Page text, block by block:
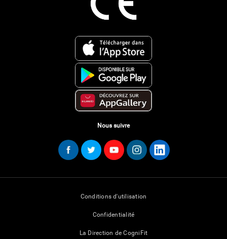
Nous suivre
Conditions d'utilisation
Confidentialité
La Direction de CogniFit